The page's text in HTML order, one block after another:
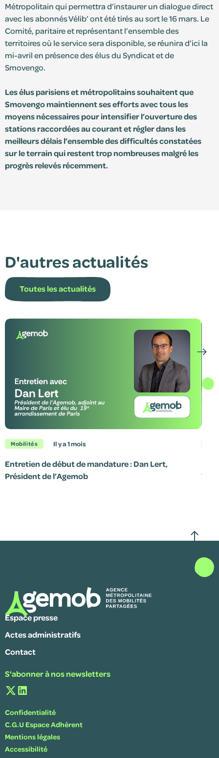
Métropolitain qui permettra d’instaurer un dialogue direct
avec les abonnés Vélib’ ont été tirés au sort le 16 mars. Le
Comité, paritaire et représentant l’ensemble des
territoires où le service sera disponible, se réunira d’ici la
mi-avril en présence des élus du Syndicat et de
Smovengo.
Les élus parisiens et métropolitains souhaitent que
Smovengo maintiennent ses efforts avec tous les
moyens nécessaires pour intensifier l’ouverture des
stations raccordées au courant et régler dans les
meilleurs délais l’ensemble des difficultés constatées
sur le terrain qui restent trop nombreuses malgré les
progrès relevés récemment.
D'autres actualités
Toutes les actualités
Mobilités il y a 1 mois
Entretien de début de mandature : Dan Lert,
Président de l’Agemob
7
Espace presse
Actes administratifs
Contact
S'abonner à nos newsletters
Confidentialité
C.G.U Espace Adhérent
Mentions légales
Accessibilité